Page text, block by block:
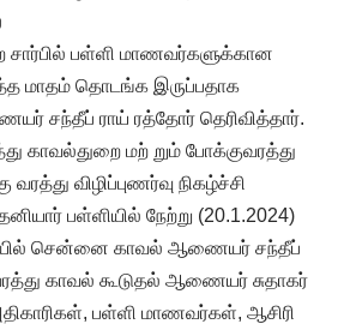
பள்ளி மாணவர்களுக்கான
மாதம் தொடங்க இருப்பதாக
சந்தீப் ராய் ரத்தோர் தெரிவித்தார்.
காவல்துறை மற் றும் போக்குவரத்து
விழிப்புணர்வு நிகழ்ச்சி
பள்ளியில் நேற்று (20.1.2024)
சென்னை காவல் ஆணையர் சந்தீப்
காவல் கூடுதல் ஆணையர் சுதாகர்
பள்ளி மாணவர்கள், ஆசிரி